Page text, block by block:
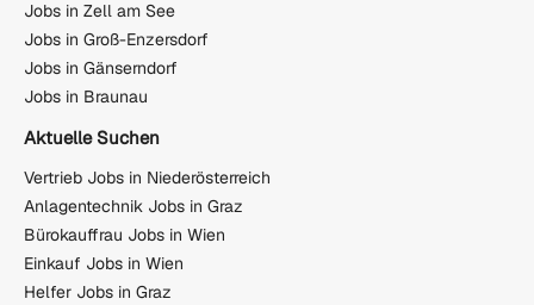
Jobs in Zell am See
Jobs in Groß-Enzersdorf
Jobs in Gänserndorf
Jobs in Braunau
Aktuelle Suchen
Vertrieb Jobs in Niederösterreich
Anlagentechnik Jobs in Graz
Bürokauffrau Jobs in Wien
Einkauf Jobs in Wien
Helfer Jobs in Graz